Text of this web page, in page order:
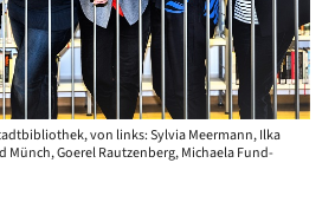
von links: Sylvia Meermann, Ilka
Münch, Goerel Rautzenberg, Michaela Fund-